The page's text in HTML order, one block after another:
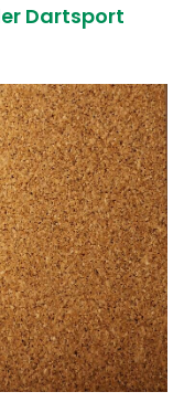
Dartsport